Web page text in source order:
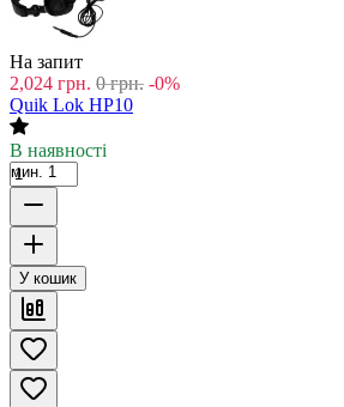
На запит
2,024 грн. 0 грн. -0%
Quik Lok HP10
В наявності
мин. 1
У кошик